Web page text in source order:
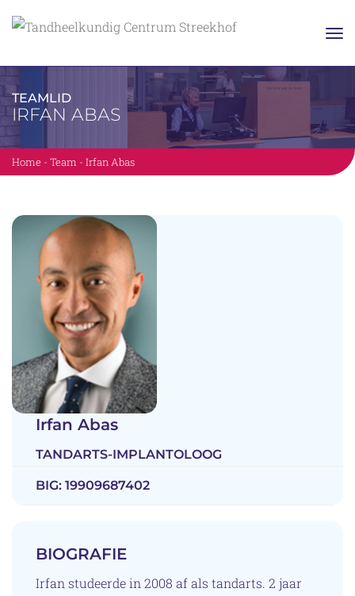
TEAMLID
IRFAN ABAS
Home - Team - Irfan Abas
Irfan Abas
TANDARTS-IMPLANTOLOOG
BIG: 19909687402
BIOGRAFIE
Irfan studeerde in 2008 af als tandarts. 2 jaar